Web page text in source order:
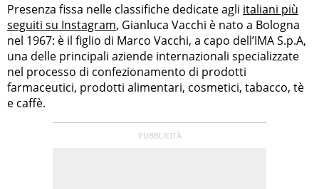
Presenza fissa nelle classifiche dedicate agli italiani più
seguiti su Instagram, Gianluca Vacchi è nato a Bologna
nel 1967: è il figlio di Marco Vacchi, a capo dell’IMA S.p.A,
una delle principali aziende internazionali specializzate
nel processo di confezionamento di prodotti
farmaceutici, prodotti alimentari, cosmetici, tabacco, tè
e caffè.